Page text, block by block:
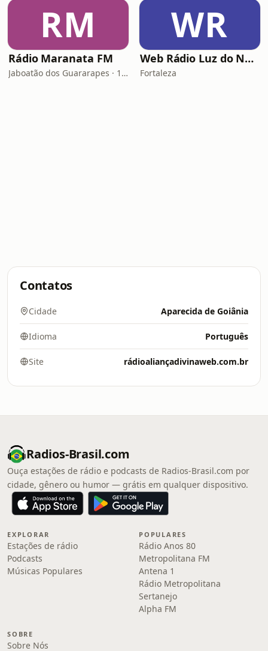
RM
Rádio Maranata FM
Jaboatão dos Guararapes · 103.9 FM
WR
Web Rádio Luz do Nordeste
Fortaleza
Contatos
Cidade Aparecida de Goiânia
Idioma Português
Site rádioaliançadivinaweb.com.br
Radios-Brasil.com
Ouça estações de rádio e podcasts de Radios-Brasil.com por
cidade, gênero ou humor — grátis em qualquer dispositivo.
EXPLORAR
Estações de rádio
Podcasts
Músicas Populares
POPULARES
Rádio Anos 80
Metropolitana FM
Antena 1
Rádio Metropolitana
Sertanejo
Alpha FM
SOBRE
Sobre Nós